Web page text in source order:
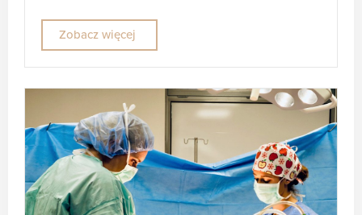
Zobacz więcej